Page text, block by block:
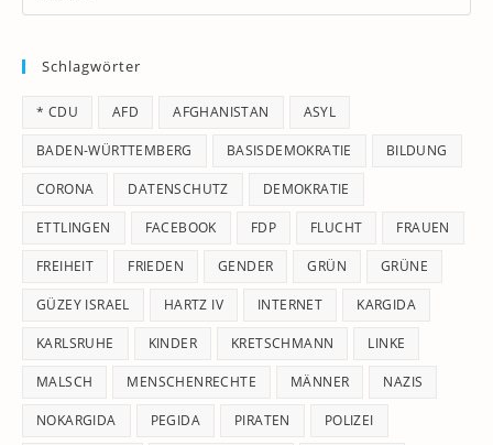
Schlagwörter
* CDU AFD AFGHANISTAN ASYL
BADEN-WÜRTTEMBERG BASISDEMOKRATIE BILDUNG
CORONA DATENSCHUTZ DEMOKRATIE
ETTLINGEN FACEBOOK FDP FLUCHT FRAUEN
FREIHEIT FRIEDEN GENDER GRÜN GRÜNE
GÜZEY ISRAEL HARTZ IV INTERNET KARGIDA
KARLSRUHE KINDER KRETSCHMANN LINKE
MALSCH MENSCHENRECHTE MÄNNER NAZIS
NOKARGIDA PEGIDA PIRATEN POLIZEI